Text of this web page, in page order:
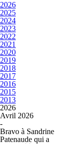
2026
2025
2024
2023
2022
2021
2020
2019
2018
2017
2016
2015
2013
2026
Avril 2026
-
Bravo à Sandrine
Patenaude qui a